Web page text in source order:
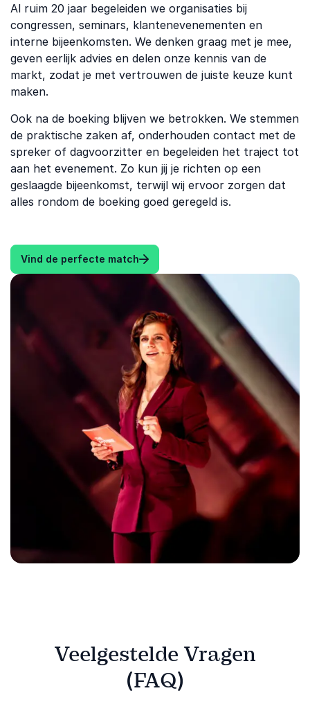
Al ruim 20 jaar begeleiden we organisaties bij
congressen, seminars, klantenevenementen en
interne bijeenkomsten. We denken graag met je mee,
geven eerlijk advies en delen onze kennis van de
markt, zodat je met vertrouwen de juiste keuze kunt
maken.
Ook na de boeking blijven we betrokken. We stemmen
de praktische zaken af, onderhouden contact met de
spreker of dagvoorzitter en begeleiden het traject tot
aan het evenement. Zo kun jij je richten op een
geslaagde bijeenkomst, terwijl wij ervoor zorgen dat
alles rondom de boeking goed geregeld is.
Vind de perfecte match
Veelgestelde Vragen
(FAQ)